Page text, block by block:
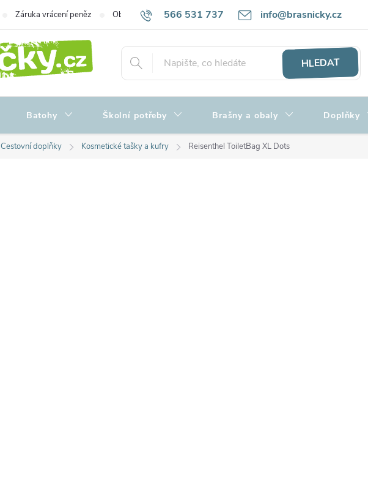
566 531 737 info@brasnicky.cz
Záruka vrácení peněz Obchodní podmínky Zpracování osobních údajů Hodnocení
HLEDAT
Batohy Školní potřeby Brašny a obaly Doplňky
Cestovní doplňky Kosmetické tašky a kufry Reisenthel ToiletBag XL Dots